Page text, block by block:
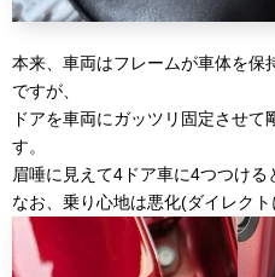
本来、車両はフレームが車体を保
ですが、
ドアを車両にガッツリ固定させ
す。
眉唾に見えて4ドア車に4つつける
なお、乗り心地は悪化(ダイレクト